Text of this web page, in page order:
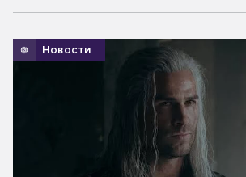
Новости